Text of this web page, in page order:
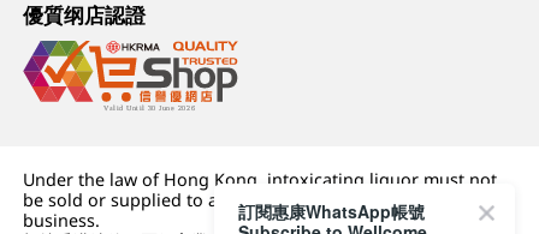
優質纲店認證
Under the law of Hong Kong, intoxicating liquor must not
be sold or supplied to a minor (under 18) in the course of
business.
訂閱惠康WhatsApp帳號